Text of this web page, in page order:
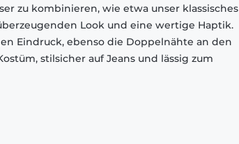
zu kombinieren, wie etwa unser klassisches
Look und eine wertige Haptik.
Eindruck, ebenso die Doppelnähte an den
stilsicher auf Jeans und lässig zum